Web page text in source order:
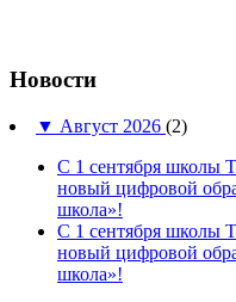
Новости
▼ Август 2026 (2)
С 1 сентября школы
новый цифровой
школа»!
С 1 сентября школы
новый цифровой
школа»!